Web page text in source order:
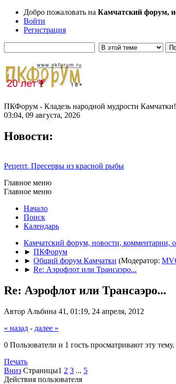
Добро пожаловать на Камчатский форум,
Войти
Регистрация
ПКФорум - Кладезь народной мудрости Камчатки!
03:04, 09 августа, 2026
Новости:
Рецепт. Пресервы из красной рыбы
Главное меню
Главное меню
Начало
Поиск
Календарь
Камчатский форум, новости, комментарии,
► ПКФорум
► Общий форум Камчатки (Модератор:
► Re: Аэрофлот или Трансаэро...
Re: Аэрофлот или Трансаэро...
Автор Альбина 41, 01:19, 24 апреля, 2012
« назад - далее »
0 Пользователи и 1 гость просматривают эту тему.
Печать
Вниз Страницы1 2 3 ... 5
Действия пользователя